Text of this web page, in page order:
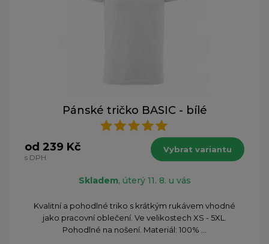
Pánské tričko BASIC - bílé
od 239 Kč
s DPH
Vybrat variantu
Skladem, úterý 11. 8. u vás
Kvalitní a pohodlné triko s krátkým rukávem vhodné
jako pracovní oblečení. Ve velikostech XS - 5XL.
Pohodlné na nošení. Materiál: 100% ...